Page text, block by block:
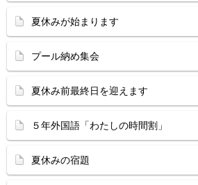
夏休みが始まります
プール納め集会
夏休み前最終日を迎えます
５年外国語「わたしの時間割」
夏休みの宿題